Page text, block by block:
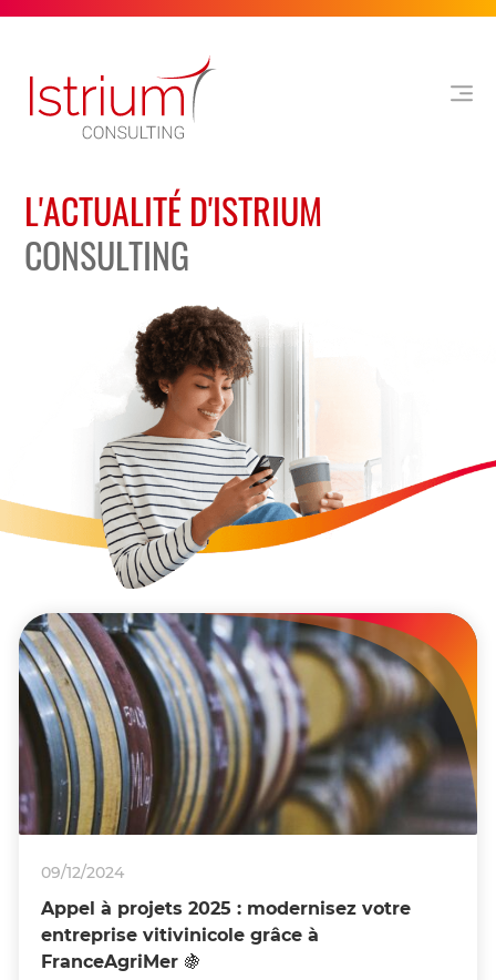
L'ACTUALITÉ D'ISTRIUM
CONSULTING
Appel à projets 2025 : modernisez votre
entreprise vitivinicole grâce à
FranceAgriMer 🍇
09/12/2024